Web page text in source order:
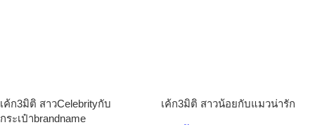
เค้ก3มิติ สาวCelebrityกับ
กระเป๋าbrandname
เค้ก3มิติ สาวน้อยกับแมวน่ารัก